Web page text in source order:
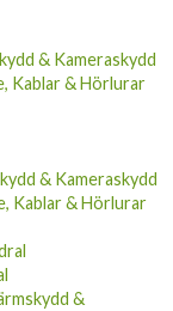
& Kameraskydd
Kablar & Hörlurar
& Kameraskydd
Kablar & Hörlurar
&